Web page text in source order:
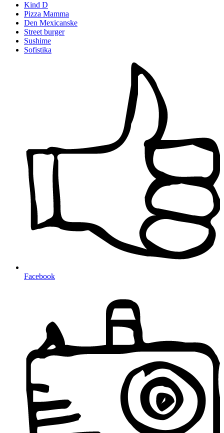
Kind D
Pizza Mamma
Den Mexicanske
Street burger
Sushime
Sofistika
Facebook